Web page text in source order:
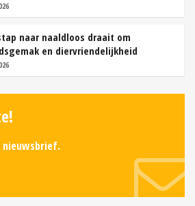
naar naaldloos draait om
en diervriendelijkheid
nieuwsbrief.